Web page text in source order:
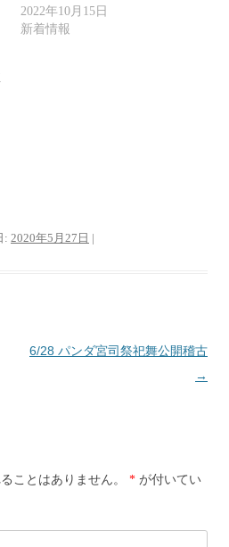
2022年10月15日
新着情報
: 2020年5月27日 |
6/28 パンダ宮司祭祀舞公開稽古
→
ことはありません。 * が付いてい